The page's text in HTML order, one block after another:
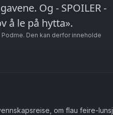
-
om seieren i «Ikke lov å le på hytta».
Den kan derfor inneholde
om flau feire-lunsj,